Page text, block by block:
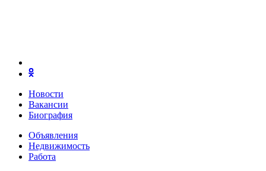
Новости
Вакансии
Биография
Объявления
Недвижимость
Работа